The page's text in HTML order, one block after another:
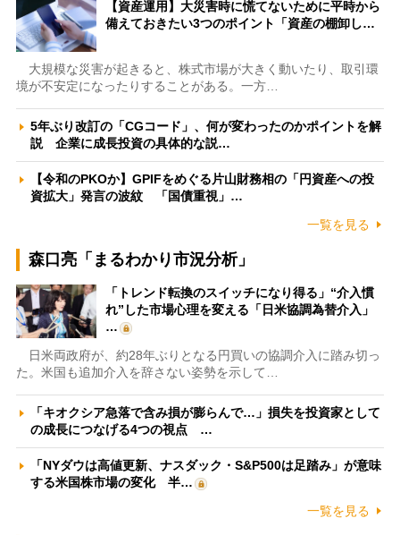
【資産運用】大災害時に慌てないために平時から
備えておきたい3つのポイント「資産の棚卸し…
大規模な災害が起きると、株式市場が大きく動いたり、取引環
境が不安定になったりすることがある。一方…
5年ぶり改訂の「CGコード」、何が変わったのかポイントを解
説 企業に成長投資の具体的な説…
【令和のPKOか】GPIFをめぐる片山財務相の「円資産への投
資拡大」発言の波紋 「国債重視」…
一覧を見る
森口亮「まるわかり市況分析」
「トレンド転換のスイッチになり得る」“介入慣
れ”した市場心理を変える「日米協調為替介入」
…
日米両政府が、約28年ぶりとなる円買いの協調介入に踏み切っ
た。米国も追加介入を辞さない姿勢を示して…
「キオクシア急落で含み損が膨らんで…」損失を投資家として
の成長につなげる4つの視点 …
「NYダウは高値更新、ナスダック・S&P500は足踏み」が意味
する米国株市場の変化 半…
一覧を見る